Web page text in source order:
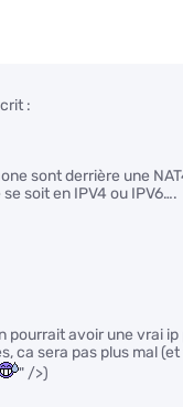
:
sont derrière une
soit en IPV4 ou IPV6….
pourrait avoir une vrai
ca sera pas plus mal
" />)